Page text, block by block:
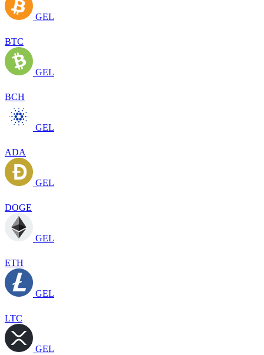
GEL
BTC
GEL
BCH
GEL
ADA
GEL
DOGE
GEL
ETH
GEL
LTC
GEL